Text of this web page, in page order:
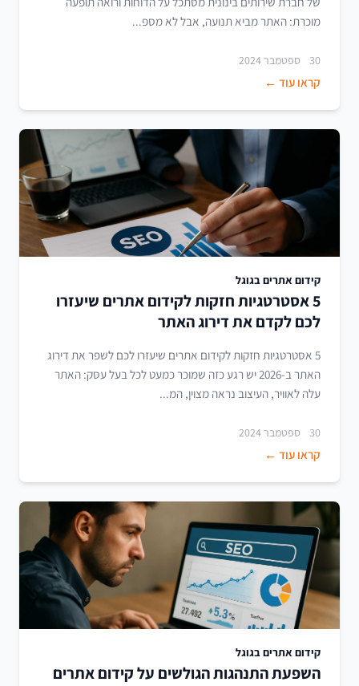
מוכרת: האתר מביא תנועה, אבל לא מספ...
30 ספטמבר 2024
קראו עוד ←
קידום אתרים בגוגל
5 אסטרטגיות חזקות לקידום אתרים שיעזרו
לכם לקדם את דירוג האתר
5 אסטרטגיות חזקות לקידום אתרים שיעזרו לכם לשפר את דירוג
האתר ב-2026 יש רגע כזה שמוכר כמעט לכל בעל עסק: האתר
עלה לאוויר, העיצוב נראה מצוין, המ...
30 ספטמבר 2024
קראו עוד ←
קידום אתרים בגוגל
השפעת התנהגות הגולשים על קידום אתרים